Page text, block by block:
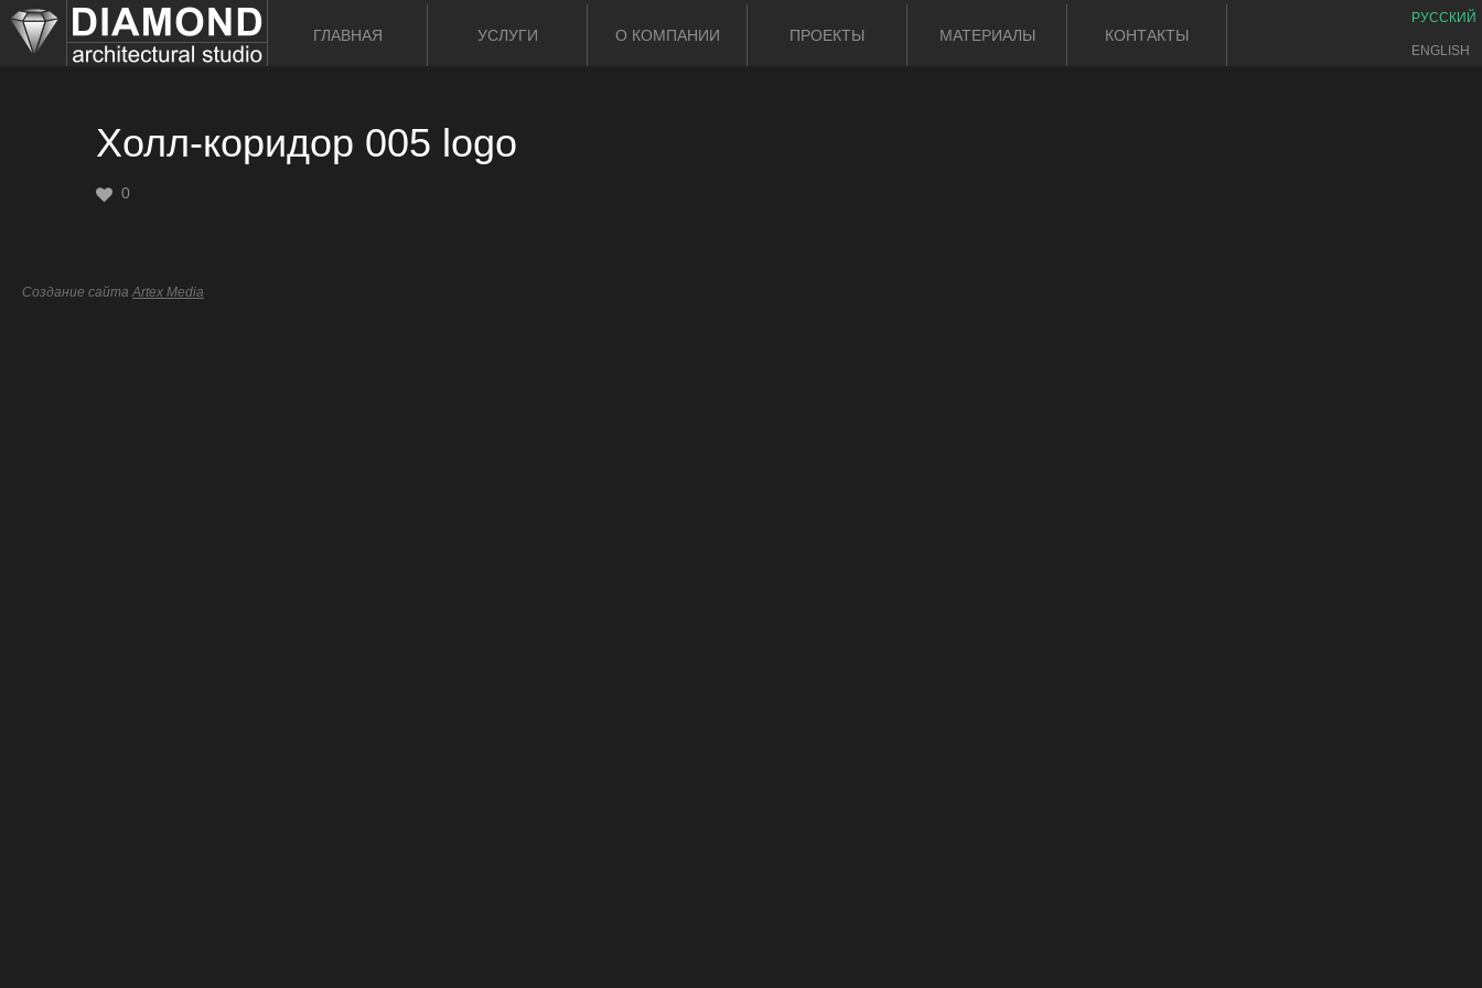
ГЛАВНАЯ УСЛУГИ О КОМПАНИИ ПРОЕКТЫ МАТЕРИАЛЫ КОНТАКТЫ
РУССКИЙ
ENGLISH
Холл-коридор 005 logo
0
Создание сайтаArtex Media